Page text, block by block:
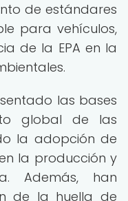
de estándares
para vehículos,
de la EPA en la
las bases
global de las
la adopción de
la producción y
Además, han
de la huella de